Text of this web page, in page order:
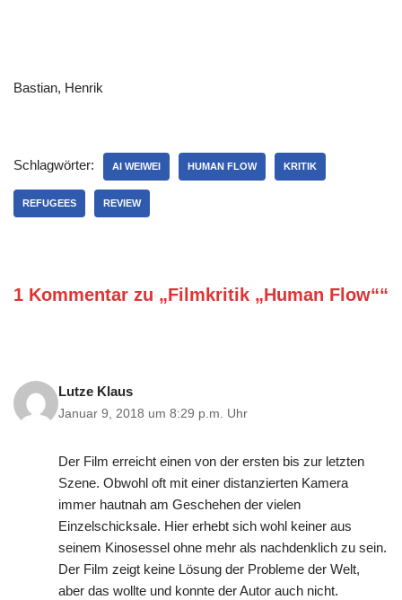
Bastian, Henrik
Schlagwörter: AI WEIWEI HUMAN FLOW KRITIK
REFUGEES REVIEW
1 Kommentar zu „Filmkritik „Human Flow““
Lutze Klaus
Januar 9, 2018 um 8:29 p.m. Uhr
Der Film erreicht einen von der ersten bis zur letzten
Szene. Obwohl oft mit einer distanzierten Kamera
immer hautnah am Geschehen der vielen
Einzelschicksale. Hier erhebt sich wohl keiner aus
seinem Kinosessel ohne mehr als nachdenklich zu sein.
Der Film zeigt keine Lösung der Probleme der Welt,
aber das wollte und konnte der Autor auch nicht.